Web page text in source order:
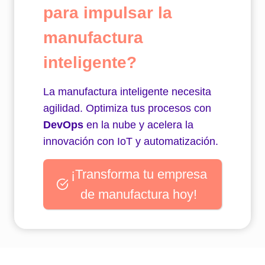
para impulsar la
manufactura
inteligente?
La manufactura inteligente necesita
agilidad. Optimiza tus procesos con
DevOps en la nube y acelera la
innovación con IoT y automatización.
¡Transforma tu empresa
de manufactura hoy!